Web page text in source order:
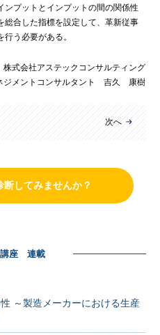
ンプットとインプットの間の関係性
総合した指標を設定して、革新従事
う必要がある。
株式会社アステックコンサルティング
ジメントコンサルタント 吉久 康樹
次へ
してみませんか？
講座 連載
～製造メーカーにおける生産